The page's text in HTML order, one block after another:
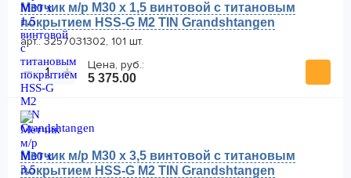
Метчик м/р М30 х 1,5 винтовой с титановым
покрытием HSS-G M2 TIN Grandshtangen
арт.: 3257031302, 101 шт.
− +
Цена, руб.:
5 375.00
Метчик м/р М30 х 3,5 винтовой с титановым
покрытием HSS-G M2 TIN Grandshtangen